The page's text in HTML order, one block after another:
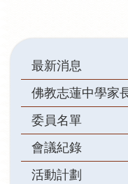
Main
navigation
最新消息
佛教志蓮中學家
委員名單
會議紀錄
活動計劃